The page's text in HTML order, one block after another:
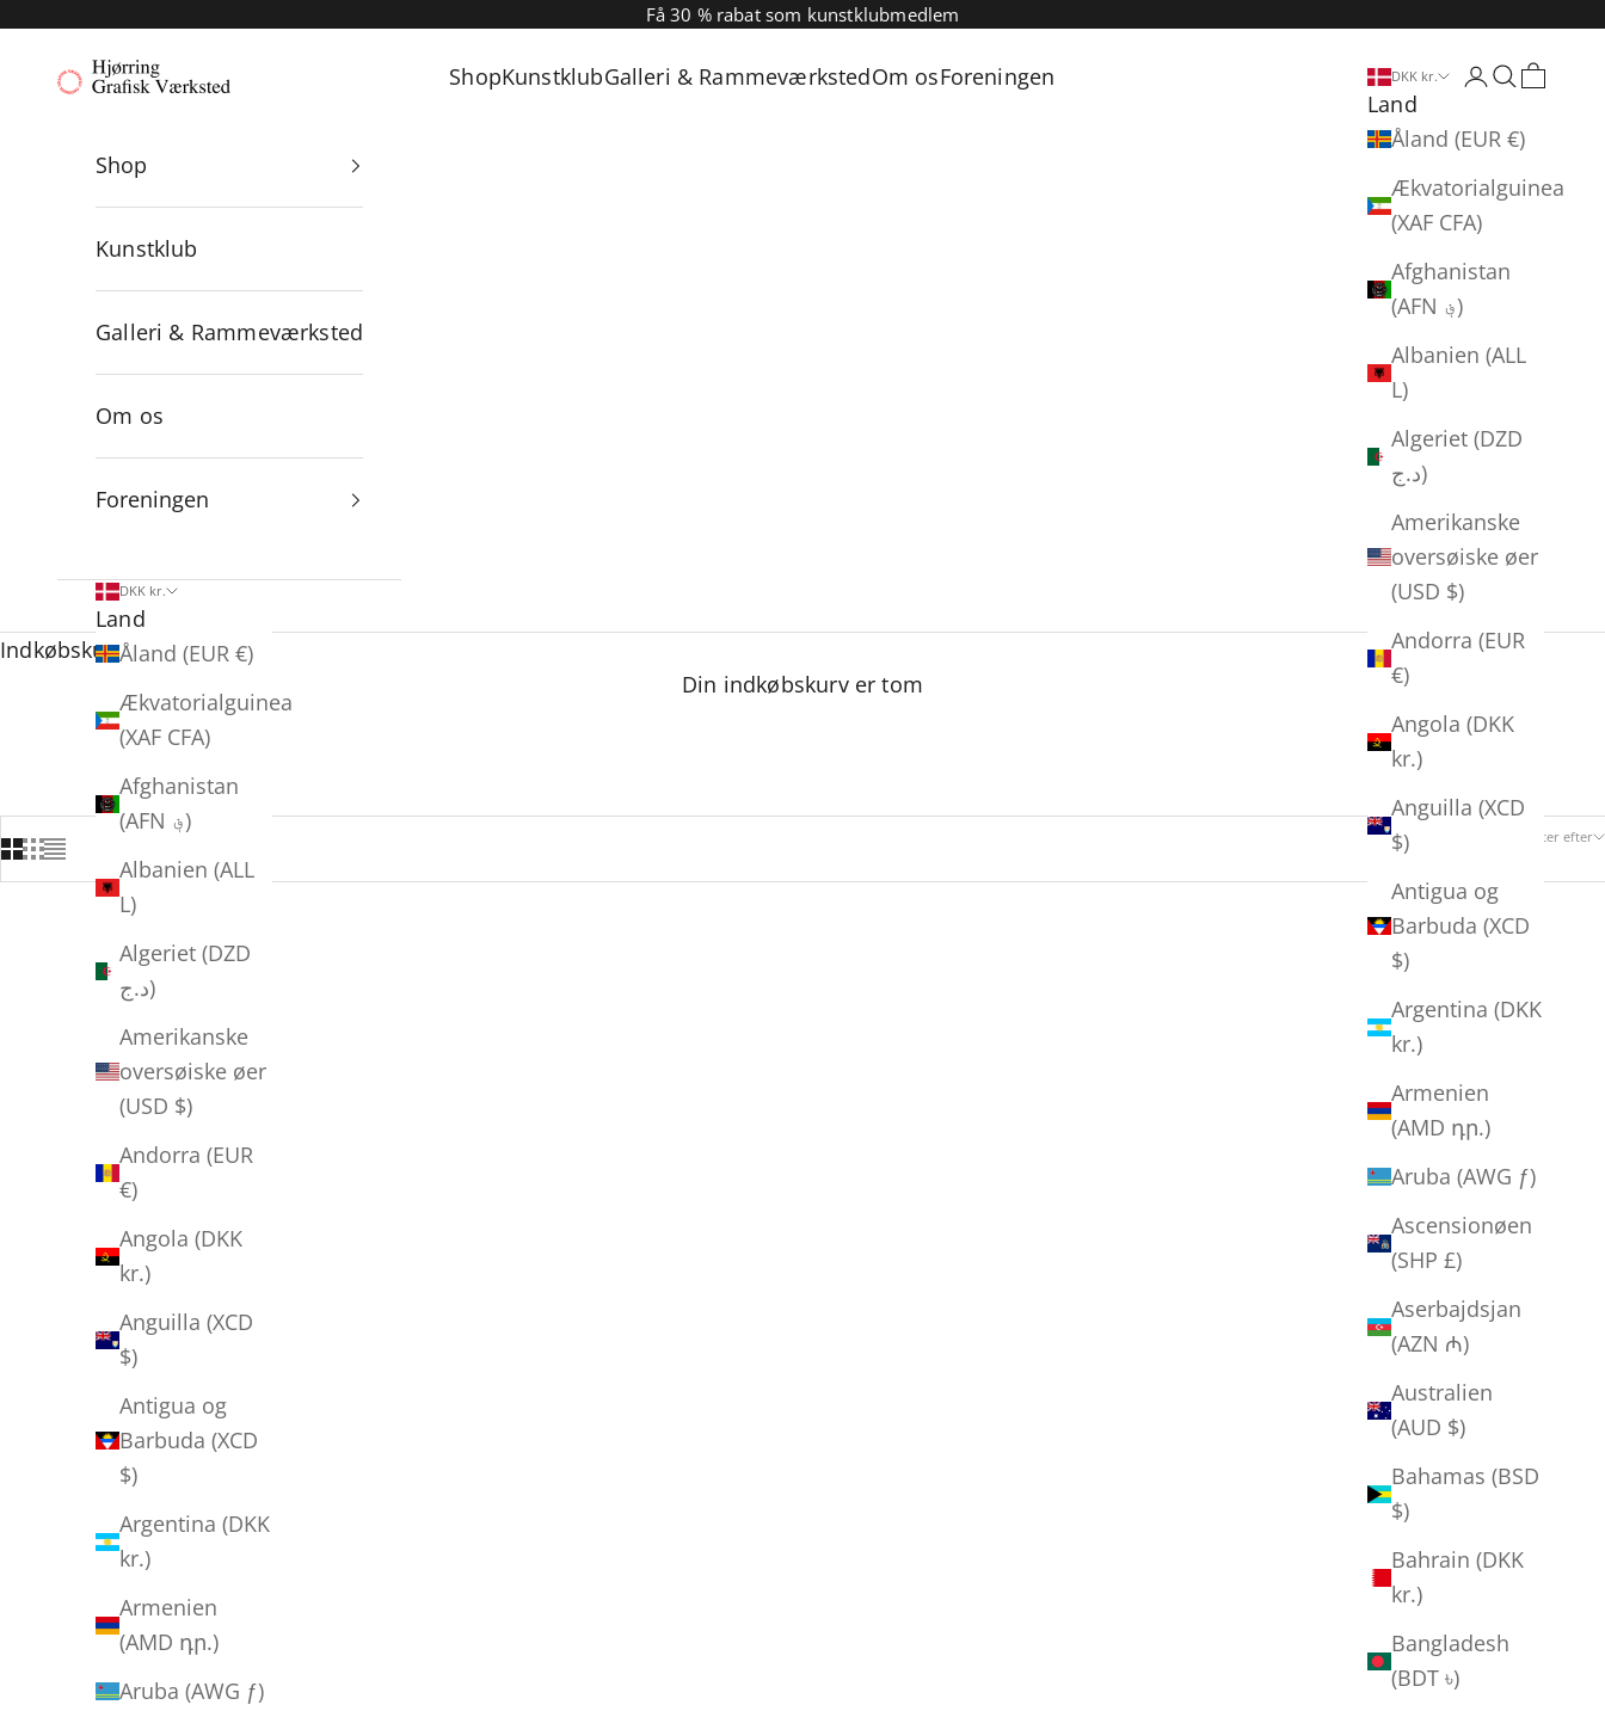
Få 30 % rabat som kunstklubmedlem
Hjørring Grafisk Værksted ShopKunstklubGalleri & RammeværkstedOm osForeningen DKK kr.
Land
Åland (EUR €)
Ækvatorialguinea
(XAF CFA)
Afghanistan
(AFN ؋)
Albanien (ALL
L)
Algeriet (DZD
د.ج)
Amerikanske
oversøiske øer
(USD $)
Andorra (EUR
€)
Angola (DKK
kr.)
Anguilla (XCD
$)
Antigua og
Barbuda (XCD
$)
Argentina (DKK
kr.)
Armenien
(AMD դր.)
Aruba (AWG ƒ)
Ascensionøen
(SHP £)
Aserbajdsjan
(AZN ₼)
Australien
(AUD $)
Bahamas (BSD
$)
Bahrain (DKK
kr.)
Bangladesh
(BDT ৳)
Log på
Søg
Shop
Kunstklub
Galleri & Rammeværksted
Om os
Foreningen
DKK kr.
Land
Åland (EUR €)
Ækvatorialguinea
(XAF CFA)
Afghanistan
(AFN ؋)
Albanien (ALL
L)
Algeriet (DZD
د.ج)
Amerikanske
oversøiske øer
(USD $)
Andorra (EUR
€)
Angola (DKK
kr.)
Anguilla (XCD
$)
Antigua og
Barbuda (XCD
$)
Argentina (DKK
kr.)
Armenien
(AMD դր.)
Aruba (AWG ƒ)
Indkøbskurv
Din indkøbskurv er tom
Nuancer af rød
Sorter efter
95 produkter
SPAR 1.200,00 KR
Salgspris
600,00 kr
Erik Hagens - "Håb"